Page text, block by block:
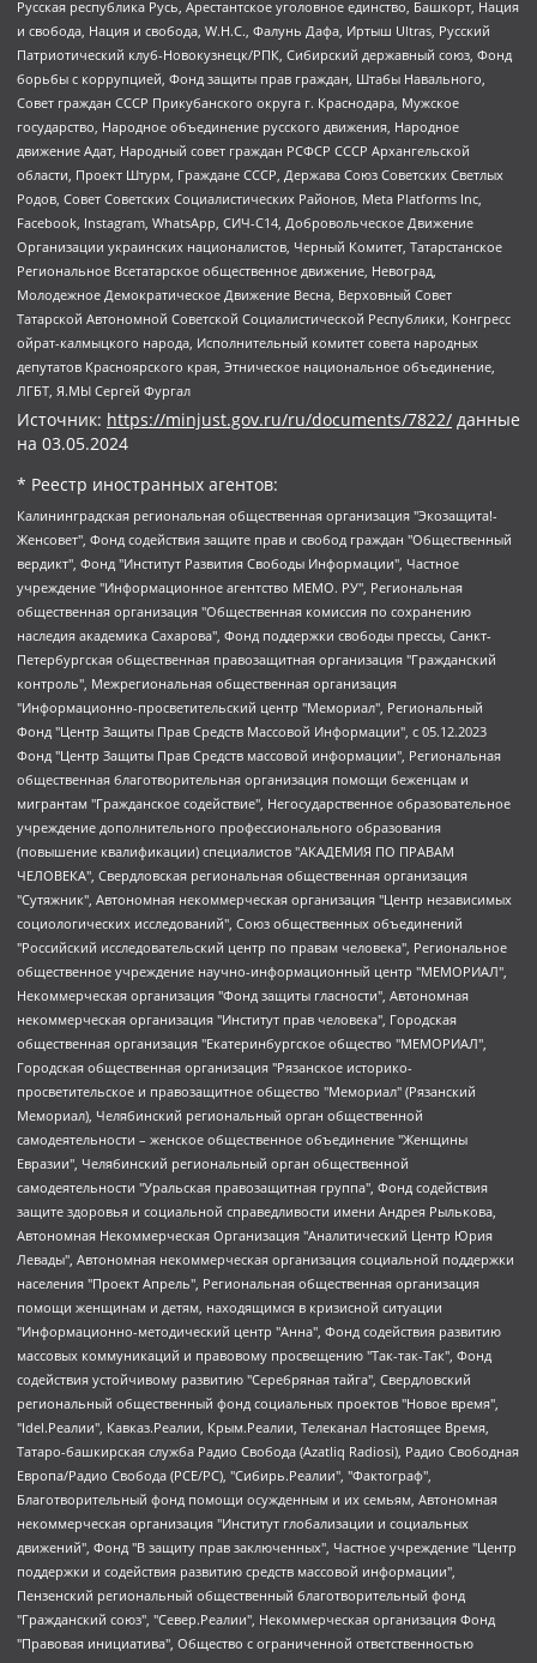
Русская республика Русь, Арестантское уголовное единство, Башкорт, Нация
и свобода, Нация и свобода, W.H.С., Фалунь Дафа, Иртыш Ultras, Русский
Патриотический клуб-Новокузнецк/РПК, Сибирский державный союз, Фонд
борьбы с коррупцией, Фонд защиты прав граждан, Штабы Навального,
Совет граждан СССР Прикубанского округа г. Краснодара, Мужское
государство, Народное объединение русского движения, Народное
движение Адат, Народный совет граждан РСФСР СССР Архангельской
области, Проект Штурм, Граждане СССР, Держава Союз Советских Светлых
Родов, Совет Советских Социалистических Районов, Meta Platforms Inc,
Facebook, Instagram, WhatsApp, СИЧ-С14, Добровольческое Движение
Организации украинских националистов, Черный Комитет, Татарстанское
Региональное Всетатарское общественное движение, Невоград,
Молодежное Демократическое Движение Весна, Верховный Совет
Татарской Автономной Советской Социалистической Республики, Конгресс
ойрат-калмыцкого народа, Исполнительный комитет совета народных
депутатов Красноярского края, Этническое национальное объединение,
ЛГБТ, Я.МЫ Сергей Фургал
Источник: https://minjust.gov.ru/ru/documents/7822/ данные
на 03.05.2024
* Реестр иностранных агентов:
Калининградская региональная общественная организация "Экозащита!-Женсовет", Фонд содействия защите прав и свобод граждан "Общественный вердикт", Фонд "Институт Развития Свободы Информации", Частное учреждение "Информационное агентство МЕМО. РУ", Региональная общественная организация "Общественная комиссия по сохранению наследия академика Сахарова", Фонд поддержки свободы прессы, Санкт-Петербургская общественная правозащитная организация "Гражданский контроль", Межрегиональная общественная организация "Информационно-просветительский центр "Мемориал", Региональный Фонд "Центр Защиты Прав Средств Массовой Информации", с 05.12.2023 Фонд "Центр Защиты Прав Средств массовой информации", Региональная общественная благотворительная организация помощи беженцам и мигрантам "Гражданское содействие", Негосударственное образовательное учреждение дополнительного профессионального образования (повышение квалификации) специалистов "АКАДЕМИЯ ПО ПРАВАМ ЧЕЛОВЕКА", Свердловская региональная общественная организация "Сутяжник", Автономная некоммерческая организация "Центр независимых социологических исследований", Союз общественных объединений "Российский исследовательский центр по правам человека", Региональное общественное учреждение научно-информационный центр "МЕМОРИАЛ", Некоммерческая организация "Фонд защиты гласности", Автономная некоммерческая организация "Институт прав человека", Городская общественная организация "Екатеринбургское общество "МЕМОРИАЛ", Городская общественная организация "Рязанское историко-просветительское и правозащитное общество "Мемориал" (Рязанский Мемориал), Челябинский региональный орган общественной самодеятельности – женское общественное объединение "Женщины Евразии", Челябинский региональный орган общественной самодеятельности "Уральская правозащитная группа", Фонд содействия защите здоровья и социальной справедливости имени Андрея Рылькова, Автономная Некоммерческая Организация "Аналитический Центр Юрия Левады", Автономная некоммерческая организация социальной поддержки населения "Проект Апрель", Региональная общественная организация помощи женщинам и детям, находящимся в кризисной ситуации "Информационно-методический центр "Анна", Фонд содействия развитию массовых коммуникаций и правовому просвещению "Так-так-Так", Фонд содействия устойчивому развитию "Серебряная тайга", Свердловский региональный общественный фонд социальных проектов "Новое время", "Idel.Реалии", Кавказ.Реалии, Крым.Реалии, Телеканал Настоящее Время, Татаро-башкирская служба Радио Свобода (Azatliq Radiosi), Радио Свободная Европа/Радио Свобода (PCE/PC), "Сибирь.Реалии", "Фактограф", Благотворительный фонд помощи осужденным и их семьям, Автономная некоммерческая организация "Институт глобализации и социальных движений", Фонд "В защиту прав заключенных", Частное учреждение "Центр поддержки и содействия развитию средств массовой информации", Пензенский региональный общественный благотворительный фонд "Гражданский союз", "Север.Реалии", Некоммерческая организация Фонд "Правовая инициатива", Общество с ограниченной ответственностью "Радио Свободная Европа/Радио Свобода", Чешское информационное агентство "MEDIUM-ORIENT", Красноярская региональная общественная организация "Мы против СПИДа", Камалягин Денис Николаевич, Маркелов Сергей Евгеньевич, Пономарев Лев Александрович, Савицкая Людмила Алексеевна, Автономная некоммерческая организация "Центр по работе с проблемой насилия "НАСИЛИЮ.НЕТ", Межрегиональный профессиональный союз работников здравоохранения "Альянс врачей", Юридическое лицо, зарегистрированное в Латвийской Республике, SIA "Medusa Project" (регистрационный номер 40103797863, дата регистрации 10.06.2014), Некоммерческая организация "Фонд по борьбе с коррупцией", Автономная некоммерческая организация "Институт права и публичной политики", Баданин Роман Сергеевич, Гликин Максим Александрович, Железнова Мария Михайловна, Лукьянова Юлия Сергеевна, Маетная Елизавета Витальевна, Маняхин Петр Борисович, Чуракова Ольга Владимировна, Ярош Юлия Петровна, Юридическое лицо "The Insider SIA", зарегистрированное в Риге, Латвийская Республика (дата регистрации 26.06.2015), являющееся администратором доменного имени интернет-издания "The Insider SIA", https://theins.ru, Постернак Алексей Евгеньевич, Рубин Михаил Аркадьевич, Анин Роман Александрович, Юридическое лицо Istories fonds, зарегистрированное в Латвийской Республике (регистрационный номер 50008295751, дата регистрации 24.02.2020), Великовский Дмитрий Александрович, Долинина Ирина Николаевна, Мароховская Алеся Алексеевна, Шлейнов Роман Юрьевич, Шмагун Олеся Валентиновна, Общество с ограниченной ответственностью "Альтаир 2021", Общество с ограниченной ответственностью "Вега 2021", Общество с ограниченной ответственностью "Главный редактор 2021", Общество с ограниченной ответственностью "Ромашки монолит", Важенков Артем Валерьевич, Ивановская областная общественная организация "Центр гендерных исследований", Гурман Юрий Альбертович, Медиапроект "ОВД-Инфо", Егоров Владимир Владимирович, Жилинский Владимир Александрович, Общество с ограниченной ответственностью "ЗП", Иванова София Юрьевна, Карезина Инна Павловна, Кильтау Екатерина Викторовна, Петров Алексей Викторович, Пискунов Сергей Евгеньевич, Смирнов Сергей Сергеевич, Тихонов Михаил Сергеевич, Общество с ограниченной ответственностью "ЖУРНАЛИСТ-ИНОСТРАННЫЙ АГЕНТ", Арапова Галина Юрьевна, Вольтская Татьяна Анатольевна, Американская компания "Mason G.E.S. Anonymous Foundation" (США), являющаяся владельцем интернет-издания https://mnews.world/, Компания "Stichting Bellingcat", зарегистрированная в Нидерландах (дата регистрации 11.07.2018), Захаров Андрей Вячеславович, Клепиковская Екатерина Дмитриевна, Общество с ограниченной ответственностью "МЕМО", Перл Роман Александрович, Симонов Евгений Алексеевич, Соловьева Елена Анатольевна, Сотников Даниил Владимирович, Сурначева Елизавета Дмитриевна, Автономная некоммерческая организация по защите прав человека и информированию населения "Якутия – Наше Мнение", Общество с ограниченной ответственностью "Москоу диджитал медиа", с 26.01.2023 Общество с ограниченной ответственностью "Чайка Белые сады", Ветошкина Валерия Валерьевна, Заговора Максим Александрович, Межрегиональное общественное движение "Российская ЛГБТ - сеть", Оленичев Максим Владимирович, Павлов Иван Юрьевич, Скворцова Елена Сергеевна, Общество с ограниченной ответственностью "Как бы инагент", Кочетков Игорь Викторович, Общество с ограниченной ответственностью "Честные выборы", Еланчик Олег Александрович, Общество с ограниченной ответственностью "Нобелевский призыв", Гималова Регина Эмилевна, Григорьев Андрей Валерьевич, Григорьева Алина Александровна, Ассоциация по содействию защите прав призывников, альтернативнослужащих и военнослужащих "Правозащитная группа "Гражданин.Армия.Право", Хисамова Регина Фаритовна, Автономная некоммерческая организация по реализации социально-правовых программ "Лилит", Дальневосточное общественное движение "Маяк", Санкт-Петербургская ЛГБТ-инициативная группа "Выход", Инициативная группа ЛГБТ+ "Реверс", Алексеев Андрей Викторович, Бекбулатова Таисия Львовна, Беляев Иван Михайлович, Владыкина Елена Сергеевна, Гельман Марат Александрович, Никульшина Вероника Юрьевна, Толоконникова Надежда Андреевна, Шендерович Виктор Анатольевич, Общество с ограниченной ответственностью "Данное сообщение", Общество с ограниченной ответственностью Издательский дом "Новая глава", Айнбиндер Александра Александровна, Московский комьюнити-центр для ЛГБТ+инициатив, Благотворительный фонд развития филантропии, Deutsche Welle (Германия, Kurt-Schumacher-Strasse 3, 53113 Bonn), Борзунова Мария Михайловна, Воробьев Виктор Викторович, Голубева Анна Львовна, Константинова Алла Михайловна, Малкова Ирина Владимировна, Мурадов Мурад Абдулгалимович, Осетинская Елизавета Николаевна, Понасенков Евгений Николаевич, Ганапольский Матвей Юрьевич, Киселев Евгений Алексеевич, Борухович Ирина Григорьевна, Дремин Иван Тимофеевич, Дубровский Дмитрий Викторович, Красноярская региональная общественная организация поддержки и развития альтернативных образовательных технологий и межкультурных коммуникаций "ИНТЕРРА", Маяковская Екатерина Алексеевна, Фейгин Марк Захарович, Филимонов Андрей Викторович, Дзугкоева Регина Николаевна, Доброхотов Роман Александрович, Дудь Юрий Александрович, Елкин Сергей Владимирович, Кругликов Кирилл Игоревич, Сабунаева Мария Леонидовна, Семенов Алексей Владимирович, Шаинян Карен Багратович, Шульман Екатерина Михайловна, Асафьев Артур Валерьевич, Вахштайн Виктор Семенович, Венедиктов Алексей Алексеевич, Лушникова Екатерина Евгеньевна, Волков Леонид Михайлович, Невзоров Александр Глебович, Пархоменко Сергей Борисович, Сироткин Ярослав Николаевич, Кара-Мурза Владимир Владимирович, Баранова Наталья Владимировна, Гозман Леонид Яковлевич, Кагарлицкий Борис Юльевич, Климарев Михаил Валерьевич, Милов Владимир Станиславович, Автономная некоммерческая организация Краснодарский центр современного искусства "Типография", Моргенштерн Алишер Тагирович, Соболь Любовь Эдуардовна, Общество с ограниченной ответственностью "ЛИЗА НОРМ", Каспаров Гарри Кимович, Ходорковский Михаил Борисович, Общество с ограниченной ответственностью "Апрельские тезисы", Данилович Ирина Брониславовна, Кашин Олег Владимирович, Петров Николай Владимирович, Пивоваров Алексей Владимирович, Соколов Михаил Владимирович, Цветкова Юлия Владимировна, Чичваркин Евгений Александрович, Комитет против пыток/Команда против пыток, Общество с ограниченной ответственностью "Первый научный", Общество с ограниченной ответственностью "Вертолет и ко", Белоцерковская Вероника Борисовна, Кац Максим Евгеньевич, Лазарева Татьяна Юрьевна, Шаведдинов Руслан Табризович, Яшин Илья Валерьевич, Общество с ограниченной ответственностью "Иноагент ААВ", Алешковский Дмитрий Петрович, Альбац Евгения Марковна, Быков Дмитрий Львович, Галямина Юлия Евгеньевна, Лойко Сергей Леонидович, Мартынов Кирилл Константинович, Медведев Сергей Александрович, Крашенинников Федор Геннадиевич, Гордеева Катерина Вл